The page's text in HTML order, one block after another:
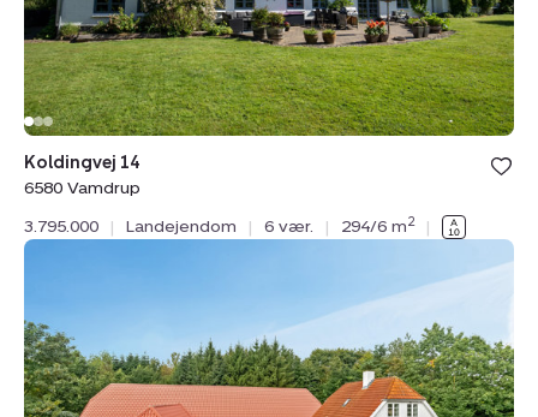
Bolig er
under
Koldingvej 14
6580 Vamdrup
3.795.000
| Landejendom | 6 vær. | 294/6 m2 |
Vester
Nebel,
6040